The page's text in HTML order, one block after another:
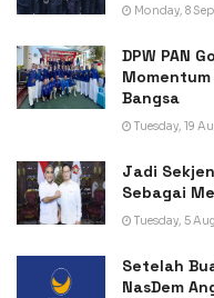
Monday, 8
DPW PAN
Bangsa
Tuesday, 19
Jadi
Sebagai
Tuesday, 5
Setelah
NasDem